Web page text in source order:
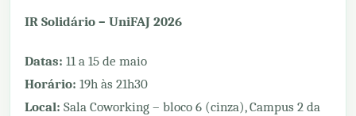
IR Solidário – UniFAJ 2026
Datas: 11 a 15 de maio
Horário: 19h às 21h30
Local: Sala Coworking – bloco 6 (cinza), Campus 2 da